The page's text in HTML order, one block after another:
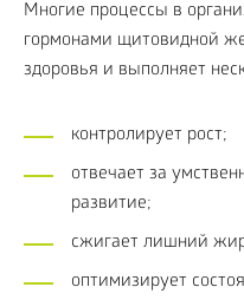
Многие процессы в
гормонами щитовидной
здоровья и выполняет
контролирует рост;
отвечает за
развитие;
сжигает лишний
оптимизирует